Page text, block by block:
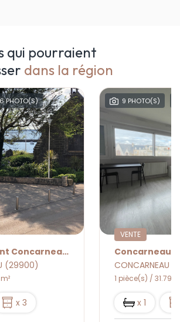
qui pourraient
dans la région
6 PHOTO(S)
Appartement Concarneau 3 Pièce(s) 50 M2
(29900)
x 3
9 PHOTO(S)
VENTE
CONCARNEAU
1 pièce(s) / 31.79
x 1